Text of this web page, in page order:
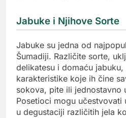
Jabuke i Njihove Sorte
Jabuke su jedna od
Šumadiji. Različite sorte,
delikatesu i domaću
karakteristike koje ih čine
sokova, pite ili jednostavno
Posetioci mogu
u degustaciji različitih jela